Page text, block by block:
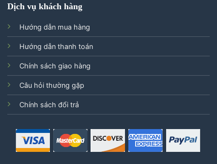
Dịch vụ khách hàng
Hướng dẫn mua hàng
Hướng dẫn thanh toán
Chính sách giao hàng
Câu hỏi thường gặp
Chính sách đổi trả